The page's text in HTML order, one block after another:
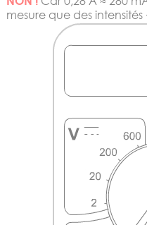
mesure que des intensités